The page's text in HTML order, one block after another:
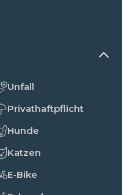
Unfall
Privathaftpflicht
Hunde
Katzen
E-Bike